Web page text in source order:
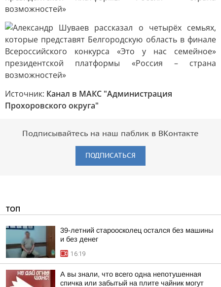
Источник: Канал в МАКС "Администрация
Прохоровского округа"
Подписывайтесь на наш паблик в ВКонтакте
ПОДПИСАТЬСЯ
ТОП
39-летний староосколец остался без машины
и без денег
16:19
А вы знали, что всего одна непотушенная
спичка или забытый на плите чайник могут